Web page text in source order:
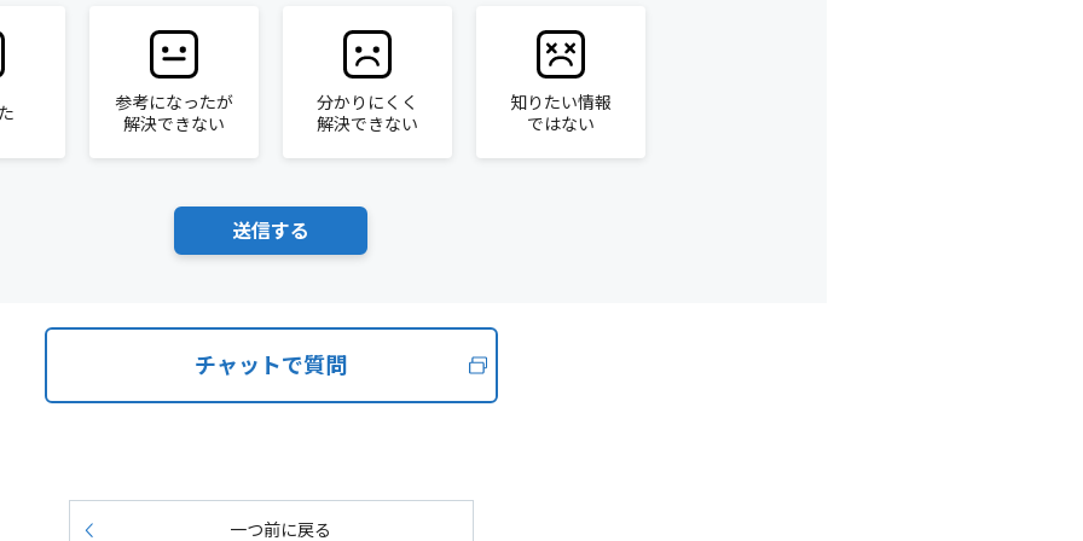
参考になったが
解決できない
分かりにくく
解決できない
知りたい情報
ではない
チャットで質問
一つ前に戻る